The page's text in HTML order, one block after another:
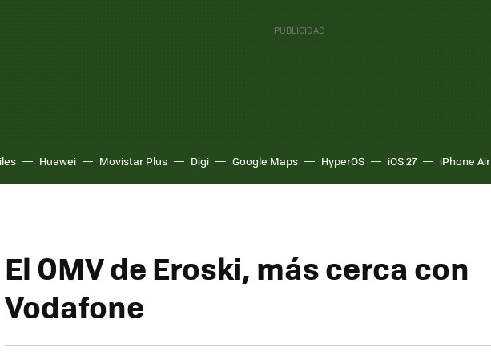
Huawei Movistar Plus Digi Google Maps HyperOS iOS 27 iPhone Air
El OMV de Eroski, más cerca con
Vodafone